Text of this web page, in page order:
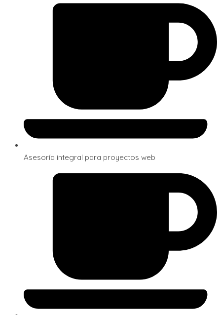
Asesoría integral para proyectos web